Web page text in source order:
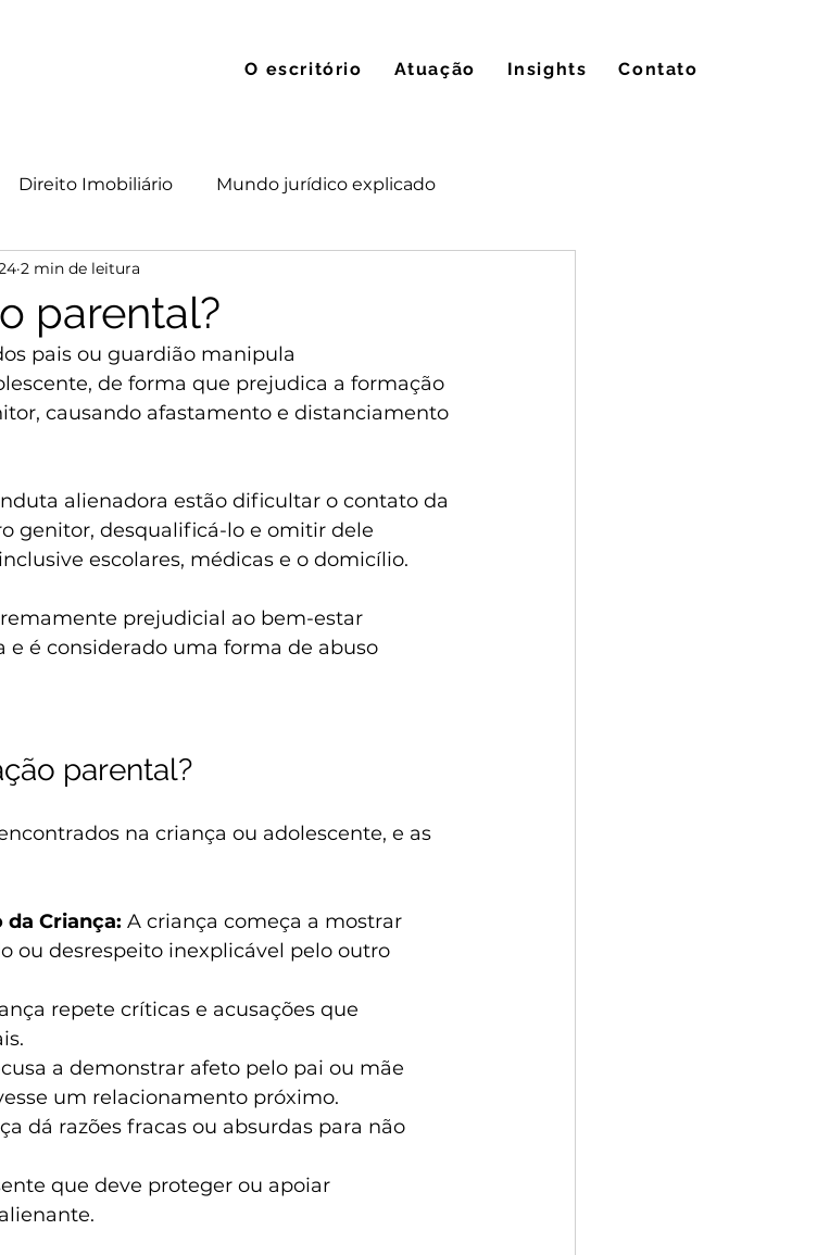
O escritório Atuação Insights Contato
Direito Imobiliário Mundo jurídico explicado
das Sucessões
parental?
2 min de leitura
pais ou guardião manipula
de forma que prejudica a formação
causando afastamento e distanciamento
alienadora estão dificultar o contato da
genitor, desqualificá-lo e omitir dele
escolares, médicas e o domicílio.
prejudicial ao bem-estar
é considerado uma forma de abuso
parental?
na criança ou adolescente, e as
Criança: A criança começa a mostrar
ou desrespeito inexplicável pelo outro
repete críticas e acusações que
a demonstrar afeto pelo pai ou mãe
um relacionamento próximo.
dá razões fracas ou absurdas para não
que deve proteger ou apoiar